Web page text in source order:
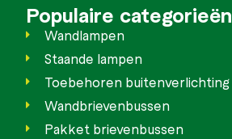
Populaire categorieën
Wandlampen
Staande lampen
Toebehoren buitenverlichting
Wandbrievenbussen
Pakket brievenbussen